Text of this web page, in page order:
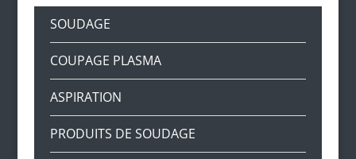
SOUDAGE
COUPAGE PLASMA
ASPIRATION
PRODUITS DE SOUDAGE